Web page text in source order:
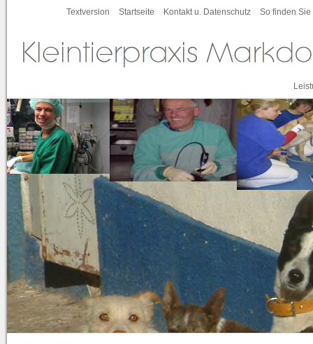
Textversion Startseite Kontakt u. Datenschutz So finden Sie